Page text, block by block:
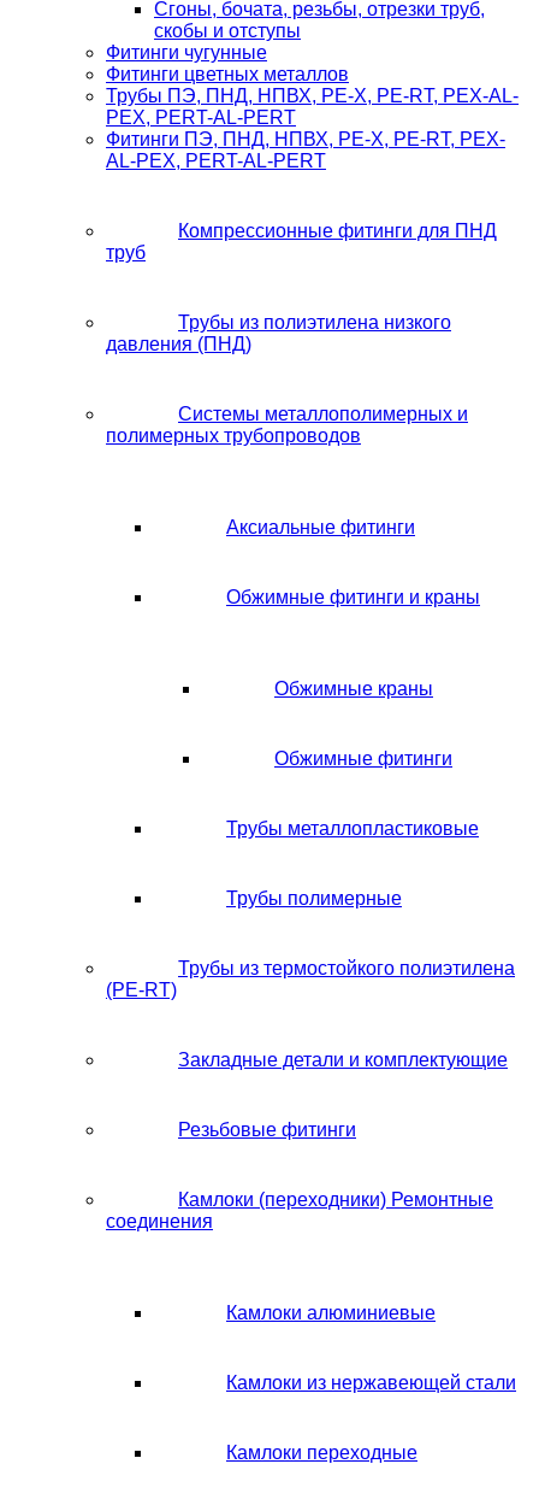
Сгоны, бочата, резьбы, отрезки труб,
скобы и отступы
Фитинги чугунные
Фитинги цветных металлов
Трубы ПЭ, ПНД, НПВХ, PE-X, PE-RT, PEX-AL-
PEX, PERT-AL-PERT
Фитинги ПЭ, ПНД, НПВХ, PE-X, PE-RT, PEX-
AL-PEX, PERT-AL-PERT
Компрессионные фитинги для ПНД
труб
Трубы из полиэтилена низкого
давления (ПНД)
Системы металлополимерных и
полимерных трубопроводов
Аксиальные фитинги
Обжимные фитинги и краны
Обжимные краны
Обжимные фитинги
Трубы металлопластиковые
Трубы полимерные
Трубы из термостойкого полиэтилена
(PE-RT)
Закладные детали и комплектующие
Резьбовые фитинги
Камлоки (переходники) Ремонтные
соединения
Камлоки алюминиевые
Камлоки из нержавеющей стали
Камлоки переходные